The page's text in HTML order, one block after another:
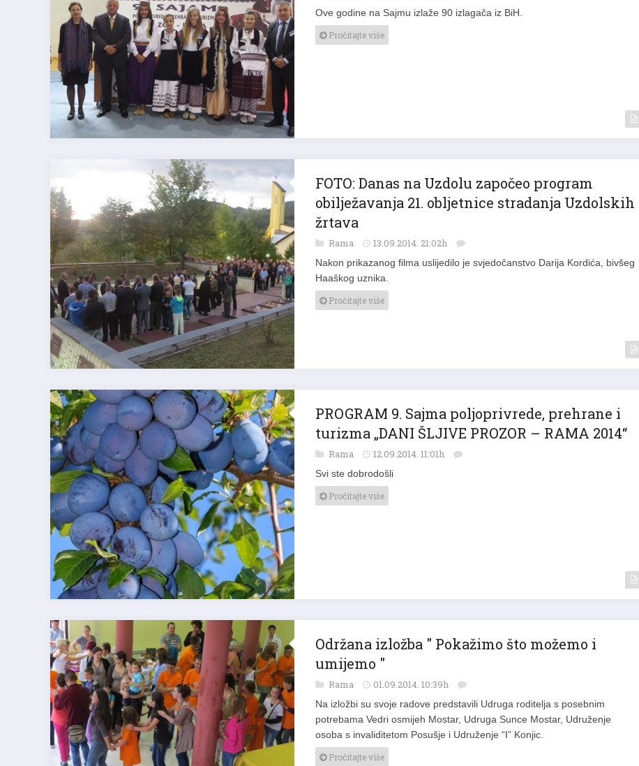
Ove godine na Sajmu izlaže 90 izlagača iz BiH.
Pročitajte više
FOTO: Danas na Uzdolu započeo program
obilježavanja 21. obljetnice stradanja Uzdolskih
žrtava
Rama 13.09.2014. 21:02h
Nakon prikazanog filma uslijedilo je svjedočanstvo Darija Kordića, bivšeg
Haaškog uznika.
Pročitajte više
PROGRAM 9. Sajma poljoprivrede, prehrane i
turizma „DANI ŠLJIVE PROZOR – RAMA 2014“
Rama 12.09.2014. 11:01h
Svi ste dobrodošli
Pročitajte više
Održana izložba " Pokažimo što možemo i
umijemo "
Rama 01.09.2014. 10:39h
Na izložbi su svoje radove predstavili Udruga roditelja s posebnim
potrebama Vedri osmijeh Mostar, Udruga Sunce Mostar, Udruženje
osoba s invaliditetom Posušje i Udruženje “I” Konjic.
Pročitajte više